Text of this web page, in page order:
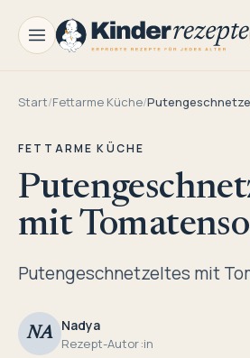
Start/Fettarme Küche/
FETTARME KÜCHE
mit
Putengeschnetzeltes mit
NA Nadya
Rezept-Autor:in